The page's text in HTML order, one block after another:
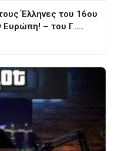
Έλληνες του 16ου
Ευρώπη! – του Γ.…